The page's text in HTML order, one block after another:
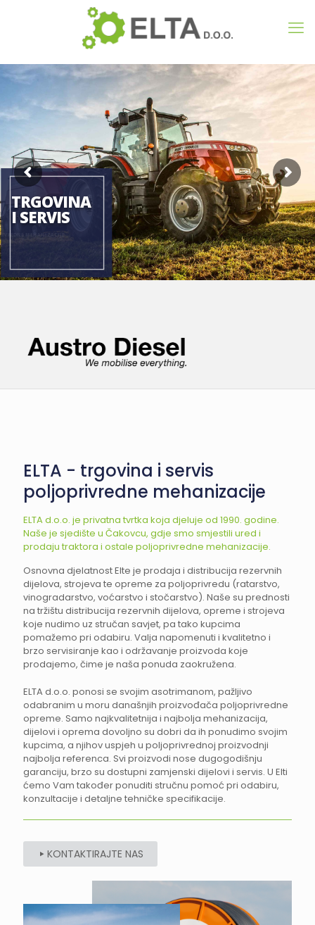
TRGOVINA
I SERVIS
MEHANIZACIJE
ELTA - trgovina i servis
poljoprivredne mehanizacije
ELTA d.o.o. je privatna tvrtka koja djeluje od 1990. godine.
Naše je sjedište u Čakovcu, gdje smo smjestili ured i
prodaju traktora i ostale poljoprivredne mehanizacije.
Osnovna djelatnost Elte je prodaja i distribucija rezervnih
dijelova, strojeva te opreme za poljoprivredu (ratarstvo,
vinogradarstvo, voćarstvo i stočarstvo). Naše su prednosti
na tržištu distribucija rezervnih dijelova, opreme i strojeva
koje nudimo uz stručan savjet, pa tako kupcima
pomažemo pri odabiru. Valja napomenuti i kvalitetno i
brzo servisiranje kao i održavanje proizvoda koje
prodajemo, čime je naša ponuda zaokružena.
ELTA d.o.o. ponosi se svojim asotrimanom, pažljivo
odabranim u moru današnjih proizvođača poljoprivredne
opreme. Samo najkvalitetnija i najbolja mehanizacija,
dijelovi i oprema dovoljno su dobri da ih ponudimo svojim
kupcima, a njihov uspjeh u poljoprivrednoj proizvodnji
najbolja referenca. Svi proizvodi nose dugogodišnju
garanciju, brzo su dostupni zamjenski dijelovi i servis. U Elti
ćemo Vam također ponuditi stručnu pomoć pri odabiru,
konzultacije i detaljne tehničke specifikacije.
KONTAKTIRAJTE NAS